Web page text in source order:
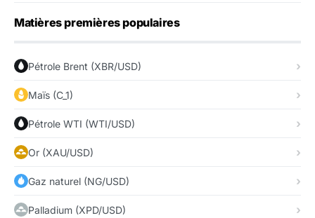
Matières premières populaires
Pétrole Brent (XBR/USD)
Maïs (C_1)
Pétrole WTI (WTI/USD)
Or (XAU/USD)
Gaz naturel (NG/USD)
Palladium (XPD/USD)